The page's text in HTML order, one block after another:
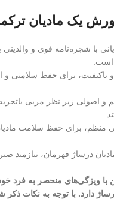
یک مادیان
با شجره‌نامه قوی و والدینی
است.
و باکیفیت، برای حفظ سلامتی و
و اصولی زیر نظر مربی
منظم، برای حفظ سلامت
درساژ قهرمان، نیازمند
ویژگی‌های منحصر به فرد خود،
دارد. با توجه به نکات ذکر